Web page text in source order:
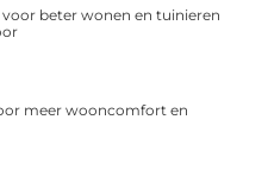
beter wonen en tuinieren
meer wooncomfort en